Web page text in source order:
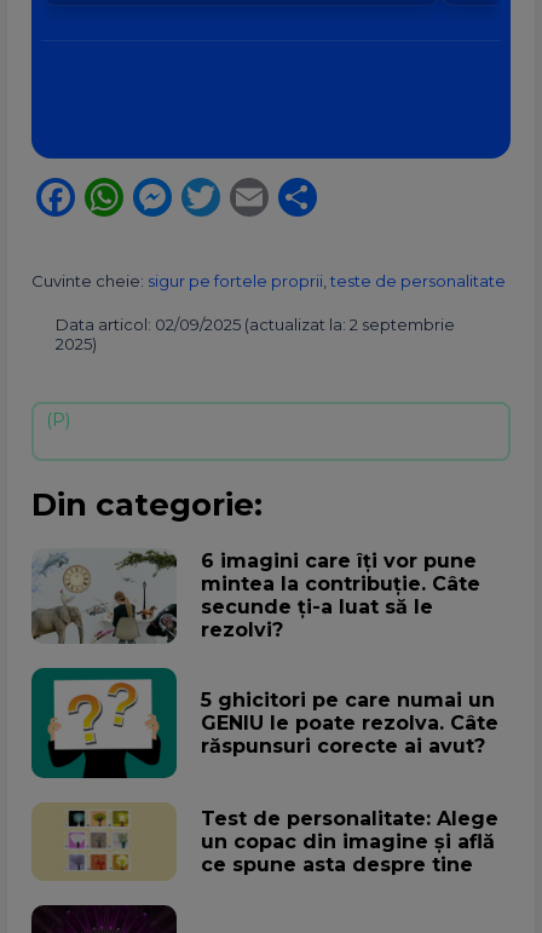
Facebook
WhatsApp
Messenger
Twitter
Email
Cuvinte cheie: sigur pe fortele proprii teste de personalitate
Data articol: 02/09/2025 (actualizat la: 2 septembrie
2025)
Din categorie:
6 imagini care îți vor pune
mintea la contribuție. Câte
secunde ți-a luat să le
rezolvi?
5 ghicitori pe care numai un
GENIU le poate rezolva. Câte
răspunsuri corecte ai avut?
Test de personalitate: Alege
un copac din imagine și află
ce spune asta despre tine